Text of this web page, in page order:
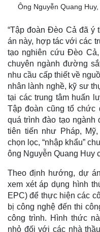
Ông Nguyễn Quang
“Tập đoàn Đèo Cả đã ý
án này, hợp tác với các
tạo nghiên cứu Đèo
chuyên ngành đường
nhu cầu cấp thiết về
nhân lành nghề, kỹ sư
tại các trung tâm huấn
Tập đoàn cũng tổ chức
quá trình đào tạo
tiên tiến như Pháp,
chọn lọc, “nhập khẩu”
ông Nguyễn Quang Huy
Theo định hướng, dự
xem xét áp dụng hình
EPC) để thực hiện các
bị công nghệ đến thi
công trình. Hình thức
nhỏ đối với các nhà